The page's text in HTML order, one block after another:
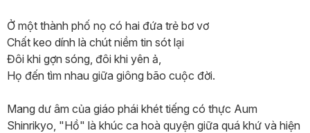
Ở một thành phố nọ có hai đứa trẻ bơ vơ
Chất keo dính là chút niềm tin sót lại
Đôi khi gợn sóng, đôi khi yên ả,
Họ đến tìm nhau giữa giông bão cuộc đời.
Mang dư âm của giáo phái khét tiếng có thực Aum
Shinrikyo, "Hồ" là khúc ca hoà quyện giữa quá khứ và hiện